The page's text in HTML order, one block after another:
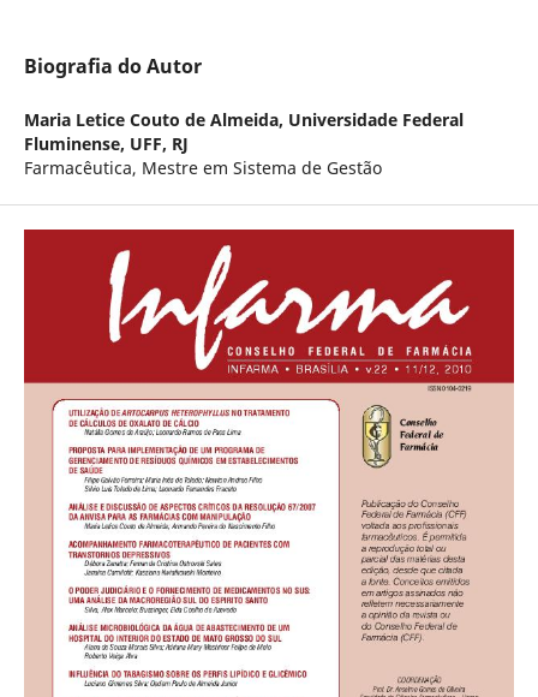
Biografia do Autor
Maria Letice Couto de Almeida, Universidade Federal
Fluminense, UFF, RJ
Farmacêutica, Mestre em Sistema de Gestão